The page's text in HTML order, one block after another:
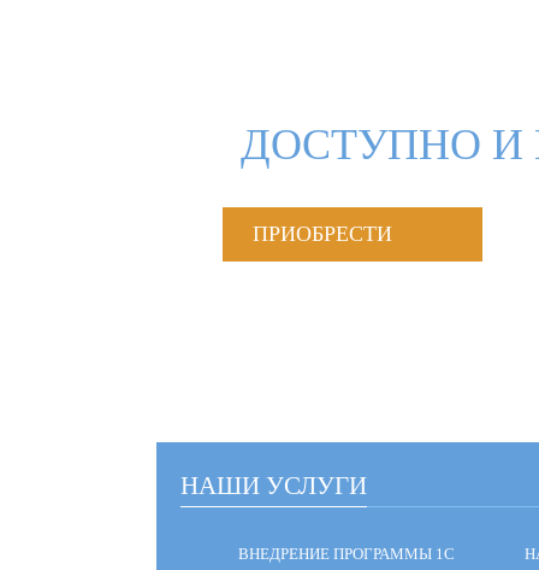
ДОСТУПНО И
ПРИОБРЕСТИ
НАШИ УСЛУГИ
ВНЕДРЕНИЕ ПРОГРАММЫ 1С